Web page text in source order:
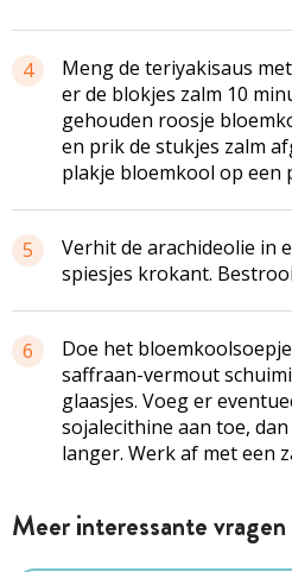
4
Meng de teriyakisaus
er de blokjes zalm 10
gehouden roosje
en prik de stukjes zalm
plakje bloemkool op een
5
Verhit de arachideolie in
spiesjes krokant.
6
Doe het
saffraan-vermout
glaasjes. Voeg er
sojalecithine aan toe,
langer. Werk af met een
Meer interessante vragen